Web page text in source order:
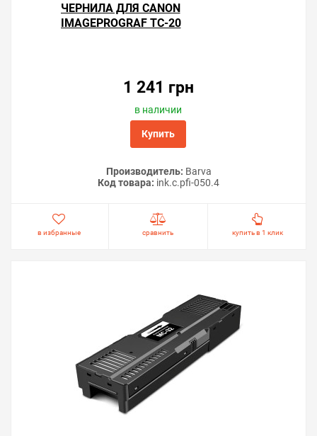
контактов программатора и чистоту контактных
элементов чипа памперса.
поможем сделать печать на принтере экономичной.
ЧЕРНИЛА ДЛЯ CANON
IMAGEPROGRAF TC-20
1 241 грн
в наличии
Купить
Производитель: Barva
Код товара: ink.c.pfi-050.4
в избранные сравнить купить в 1 клик